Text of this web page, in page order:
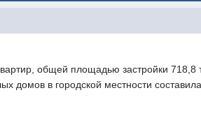
общей площадью застройки 718,8
домов в городской местности